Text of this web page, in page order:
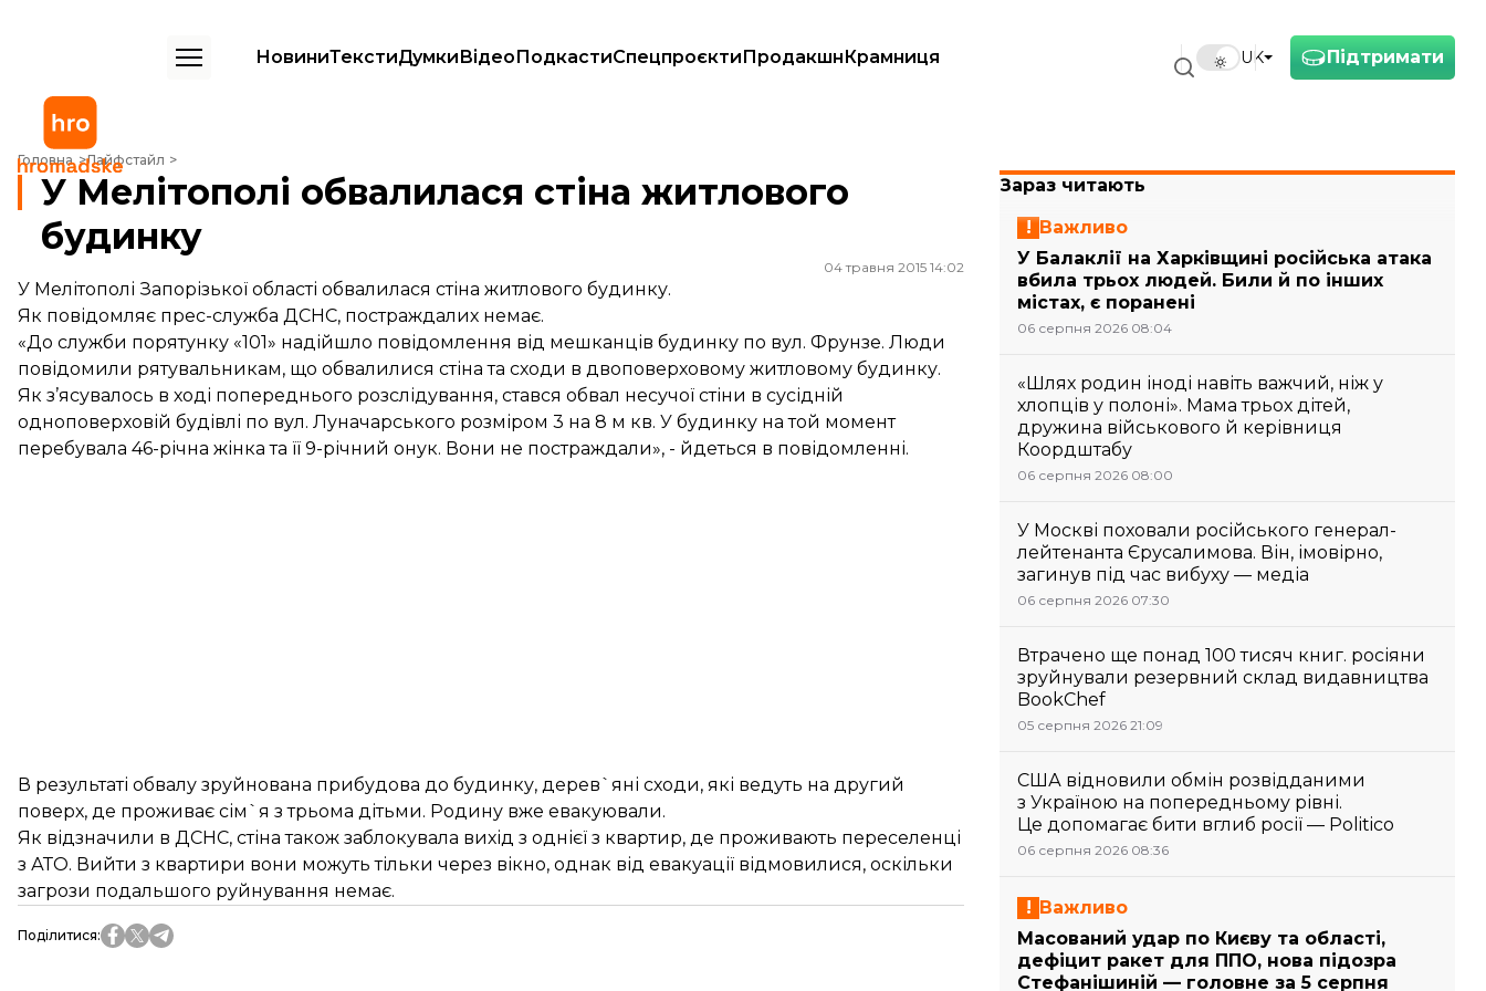
Підтримати
UK
НовиниТекстиДумкиВідеоПодкастиСпецпроєктиПродакшнКрамниця
Головна Лайфстайл
У Мелітополі обвалилася стіна житлового будинку
У Мелітополі обвалилася стіна житлового
будинку
04 травня 2015 14:02
У Мелітополі Запорізької області обвалилася стіна житлового будинку.
Як повідомляє прес-служба ДСНС, постраждалих немає.
«До служби порятунку «101» надійшло повідомлення від мешканців будинку по вул. Фрунзе. Люди
повідомили рятувальникам, що обвалилися стіна та сходи в двоповерховому житловому будинку.
Як з’ясувалось в ході попереднього розслідування, стався обвал несучої стіни в сусідній
одноповерховій будівлі по вул. Луначарського розміром 3 на 8 м кв. У будинку на той момент
перебувала 46-річна жінка та її 9-річний онук. Вони не постраждали», - йдеться в повідомленні.
В результаті обвалу зруйнована прибудова до будинку, дерев`яні сходи, які ведуть на другий
поверх, де проживає сім`я з трьома дітьми. Родину вже евакуювали.
Як відзначили в ДСНС, стіна також заблокувала вихід з однієї з квартир, де проживають переселенці
з АТО. Вийти з квартири вони можуть тільки через вікно, однак від евакуації відмовилися, оскільки
загрози подальшого руйнування немає.
Поділитися:
Зараз читають
Важливо
У Балаклії на Харківщині російська атака
вбила трьох людей. Били й по інших
містах, є поранені
06 серпня 2026 08:04
«Шлях родин іноді навіть важчий, ніж у
хлопців у полоні». Мама трьох дітей,
дружина військового й керівниця
Коордштабу
06 серпня 2026 08:00
У Москві поховали російського генерал-
лейтенанта Єрусалимова. Він, імовірно,
загинув під час вибуху — медіа
06 серпня 2026 07:30
Втрачено ще понад 100 тисяч книг. росіяни
зруйнували резервний склад видавництва
BookChef
05 серпня 2026 21:09
США відновили обмін розвідданими
з Україною на попередньому рівні.
Це допомагає бити вглиб росії — Politico
06 серпня 2026 08:36
Важливо
Масований удар по Києву та області,
дефіцит ракет для ППО, нова підозра
Стефанішиній — головне за 5 серпня